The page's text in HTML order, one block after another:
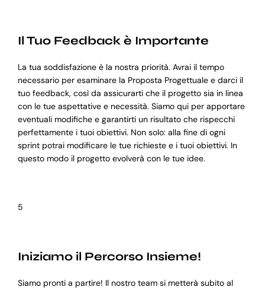
Il Tuo Feedback è Importante
La tua soddisfazione è la nostra priorità. Avrai il tempo
necessario per esaminare la Proposta Progettuale e darci il
tuo feedback, così da assicurarti che il progetto sia in linea
con le tue aspettative e necessità. Siamo qui per apportare
eventuali modifiche e garantirti un risultato che rispecchi
perfettamente i tuoi obiettivi. Non solo: alla fine di ogni
sprint potrai modificare le tue richieste e i tuoi obiettivi. In
questo modo il progetto evolverà con le tue idee.
5
Iniziamo il Percorso Insieme!
Siamo pronti a partire! Il nostro team si metterà subito al